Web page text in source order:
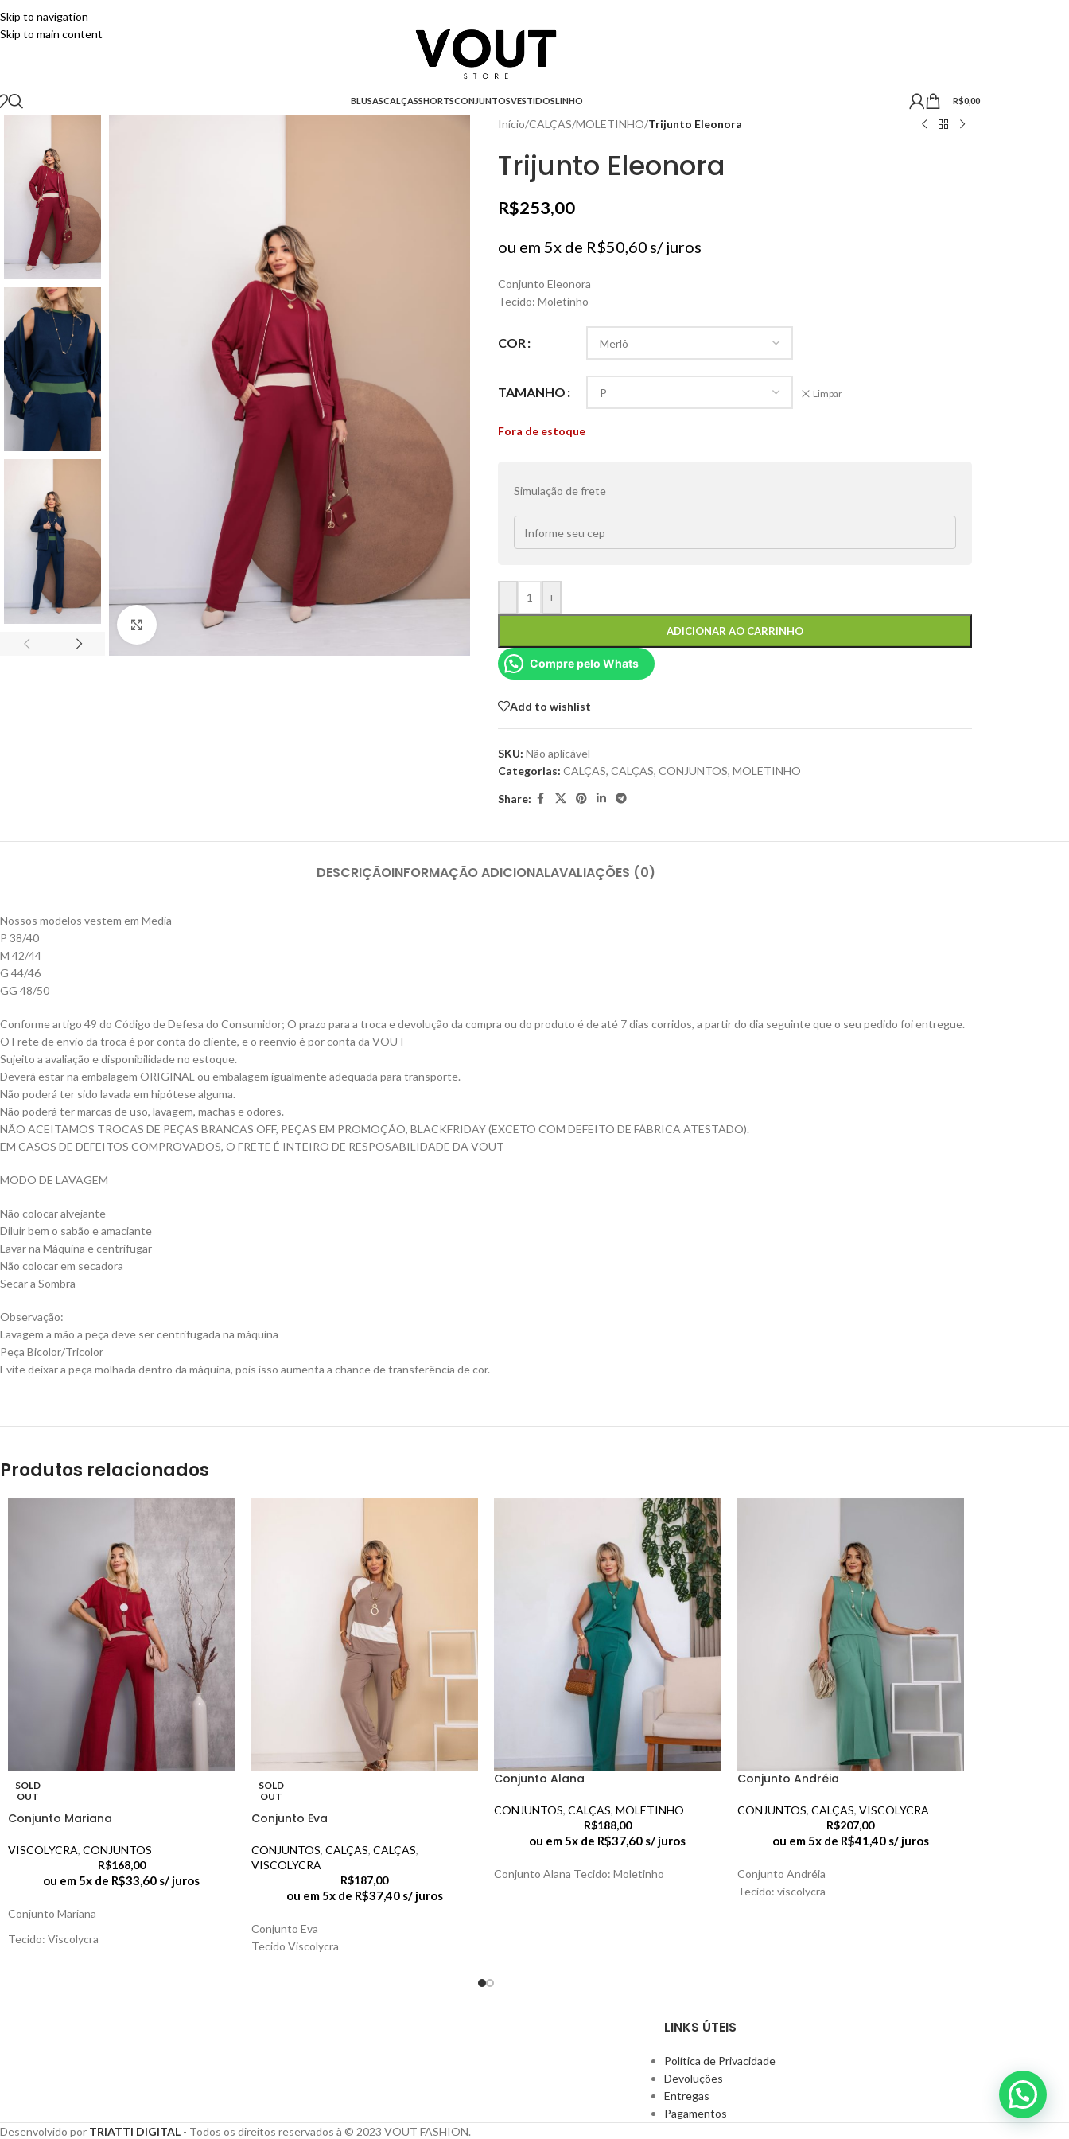
Skip to navigation
Skip to main content
BLUSASCALÇASSHORTSCONJUNTOSVESTIDOSLINHO R$0,00
Click to enlarge
Início/CALÇAS/MOLETINHO/Trijunto Eleonora
Trijunto Eleonora
R$253,00
ou em 5x de R$50,60 s/ juros
Conjunto Eleonora
Tecido: Moletinho
COR
TAMANHO Limpar
Fora de estoque
Simulação de frete
- +
ADICIONAR AO CARRINHO
Compre pelo Whats
Add to wishlist
SKU: Não aplicável
Categorias: CALÇAS, CALÇAS, CONJUNTOS, MOLETINHO
Share:
DESCRIÇÃOINFORMAÇÃO ADICIONALAVALIAÇÕES (0)
Nossos modelos vestem em Media
P 38/40
M 42/44
G 44/46
GG 48/50
Conforme artigo 49 do Código de Defesa do Consumidor; O prazo para a troca e devolução da compra ou do produto é de até 7 dias corridos, a partir do dia seguinte que o seu pedido foi entregue.
O Frete de envio da troca é por conta do cliente, e o reenvio é por conta da VOUT
Sujeito a avaliação e disponibilidade no estoque.
Deverá estar na embalagem ORIGINAL ou embalagem igualmente adequada para transporte.
Não poderá ter sido lavada em hipótese alguma.
Não poderá ter marcas de uso, lavagem, machas e odores.
NÃO ACEITAMOS TROCAS DE PEÇAS BRANCAS OFF, PEÇAS EM PROMOÇÃO, BLACKFRIDAY (EXCETO COM DEFEITO DE FÁBRICA ATESTADO).
EM CASOS DE DEFEITOS COMPROVADOS, O FRETE É INTEIRO DE RESPOSABILIDADE DA VOUT
MODO DE LAVAGEM
Não colocar alvejante
Diluir bem o sabão e amaciante
Lavar na Máquina e centrifugar
Não colocar em secadora
Secar a Sombra
Observação:
Lavagem a mão a peça deve ser centrifugada na máquina
Peça Bicolor/Tricolor
Evite deixar a peça molhada dentro da máquina, pois isso aumenta a chance de transferência de cor.
Produtos relacionados
SOLD
OUT
Conjunto Mariana
VISCOLYCRA, CONJUNTOS
R$168,00
ou em 5x de R$33,60 s/ juros
Conjunto Mariana
Tecido: Viscolycra
SOLD
OUT
Conjunto Eva
CONJUNTOS, CALÇAS, CALÇAS,
VISCOLYCRA
R$187,00
ou em 5x de R$37,40 s/ juros
Conjunto Eva
Tecido Viscolycra
Conjunto Alana
CONJUNTOS, CALÇAS, MOLETINHO
R$188,00
ou em 5x de R$37,60 s/ juros
Conjunto Alana Tecido: Moletinho
Conjunto Andréia
CONJUNTOS, CALÇAS, VISCOLYCRA
R$207,00
ou em 5x de R$41,40 s/ juros
Conjunto Andréia
Tecido: viscolycra
LINKS ÚTEIS
Política de Privacidade
Devoluções
Entregas
Pagamentos
Desenvolvido por TRIATTI DIGITAL - Todos os direitos reservados à © 2023 VOUT FASHION.